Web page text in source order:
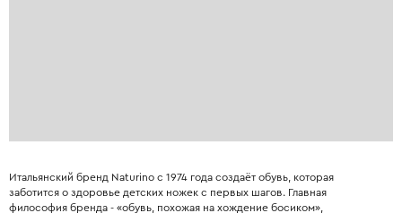
Итальянский бренд Naturino с 1974 года создаёт обувь, которая
заботится о здоровье детских ножек с первых шагов. Главная
философия бренда - «обувь, похожая на хождение босиком»,